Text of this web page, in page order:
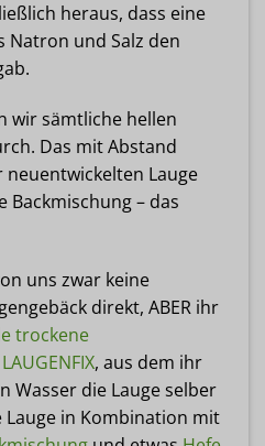
heraus, dass eine
Natron und Salz den
wir sämtliche hellen
Das mit Abstand
Lauge
Backmischung – das
uns zwar keine
direkt, ABER ihr
trockene
LAUGENFIX, aus dem ihr
Wasser die Lauge selber
in Kombination mit